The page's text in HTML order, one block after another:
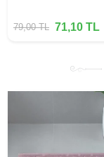
79,00TL 71,10 TL